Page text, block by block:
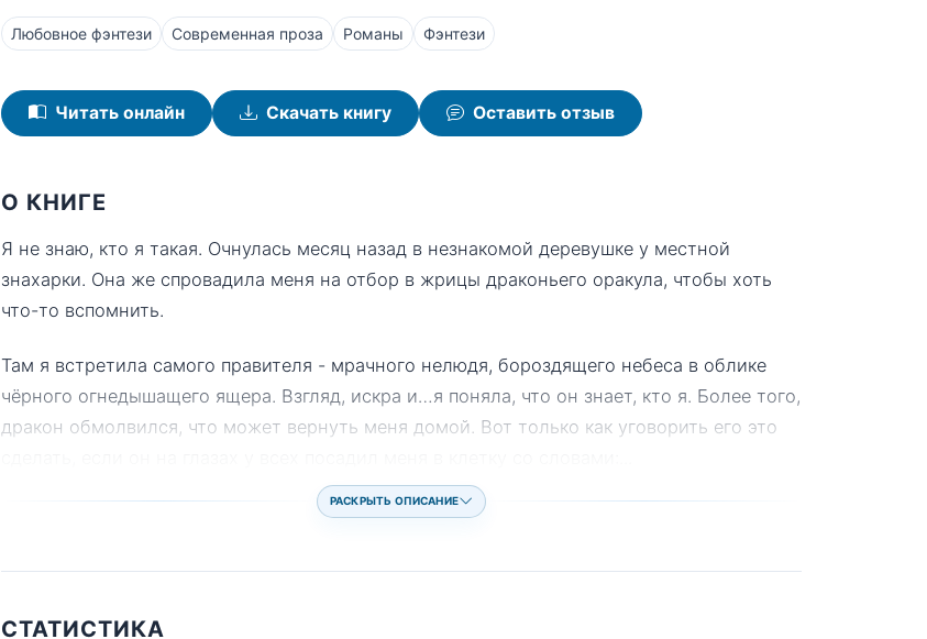
Любовное фэнтези Современная проза Романы Фэнтези
Читать онлайн Скачать книгу Оставить отзыв
О КНИГЕ
Я не знаю, кто я такая. Очнулась месяц назад в незнакомой деревушке у местной
знахарки. Она же спровадила меня на отбор в жрицы драконьего оракула, чтобы хоть
что-то вспомнить.
Там я встретила самого правителя - мрачного нелюдя, бороздящего небеса в облике
чёрного огнедышащего ящера. Взгляд, искра и…я поняла, что он знает, кто я. Более того,
дракон обмолвился, что может вернуть меня домой. Вот только как уговорить его это
РАСКРЫТЬ ОПИСАНИЕ
СТАТИСТИКА